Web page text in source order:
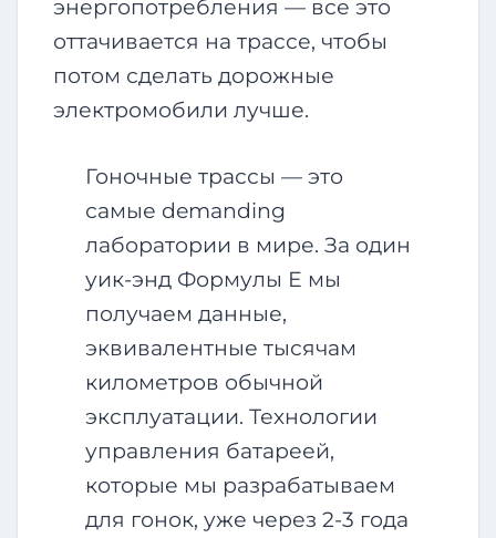
энергопотребления — все это
оттачивается на трассе, чтобы
потом сделать дорожные
электромобили лучше.
Гоночные трассы — это
самые demanding
лаборатории в мире. За один
уик-энд Формулы Е мы
получаем данные,
эквивалентные тысячам
километров обычной
эксплуатации. Технологии
управления батареей,
которые мы разрабатываем
для гонок, уже через 2-3 года